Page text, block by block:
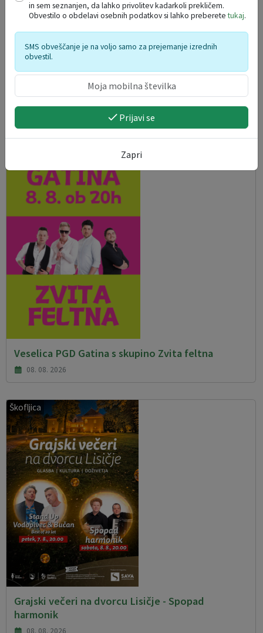
Kino pod zvezdami: Sentimental value /
Sentimentalna vrednost
Veselica PGD Gatina s skupino Zvita feltna
08. 08. 2026
Škofljica
Grajski večeri na dvorcu Lisičje - Spopad
harmonik
08. 08. 2026
in sem seznanjen, da lahko privolitev kadarkoli prekličem.
Obvestilo o obdelavi osebnih podatkov si lahko preberetetukaj.
SMS obveščanje je na voljo samo za prejemanje izrednih
obvestil.
Prijavi se
Zapri